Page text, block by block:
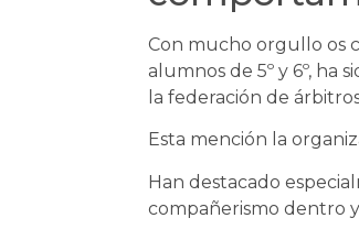
Con mucho orgullo os
alumnos de 5º y 6º, ha
la federación de
Esta mención la
Han destacado
compañerismo dentro